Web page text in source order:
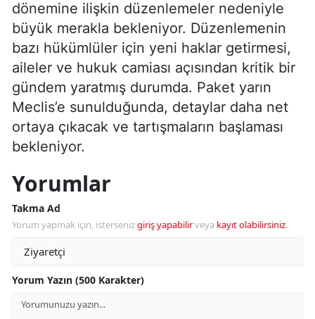
dönemine ilişkin düzenlemeler nedeniyle
büyük merakla bekleniyor. Düzenlemenin
bazı hükümlüler için yeni haklar getirmesi,
aileler ve hukuk camiası açısından kritik bir
gündem yaratmış durumda. Paket yarın
Meclis’e sunulduğunda, detaylar daha net
ortaya çıkacak ve tartışmaların başlaması
bekleniyor.
Yorumlar
Takma Ad
Yorum yapmak için, istersenizgiriş yapabilirveya kayıt olabilirsiniz.
Yorum Yazın (500 Karakter)